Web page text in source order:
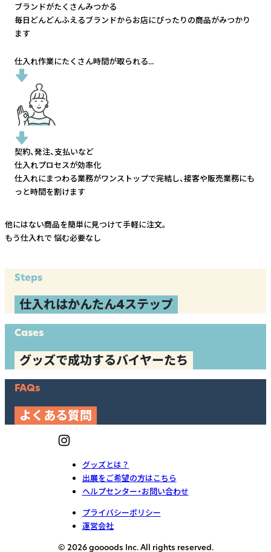
ブランドがたくさんみつかる
毎日どんどんふえるブランドからお店にぴったりの商品がみつかり
ます
仕入れ作業にたくさん時間が取られる...
契約、発注、支払いなど
仕入れプロセスが効率化
仕入れにまつわる業務がワンストップで完結し、接客や販売業務にも
っと時間を割けます
他にはない商品を簡単に見つけて手軽に注文。
もう仕入れで 悩む必要なし
Steps
仕入れはかんたん4ステップ
Cases
グッズで成功するバイヤーたち
FAQs
よくある質問
グッズとは？
出展をご希望の方はこちら
ヘルプセンター・お問い合わせ
プライバシーポリシー
運営会社
© 2026 goooods Inc. All rights reserved.